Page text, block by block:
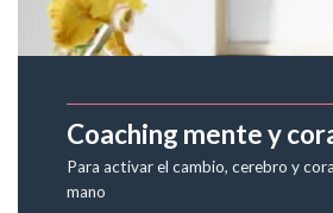
Coaching mente y
Para activar el cambio, cerebro y
mano